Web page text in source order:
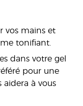
vos mains et
tonifiant.
dans votre gel
pour une
aidera à vous